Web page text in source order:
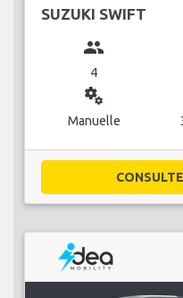
SUZUKI SWIFT
group
4
miscellaneous_services
Manuelle